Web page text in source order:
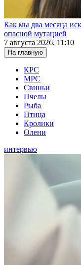
Как мы два месяца
опасной мутацией
7 августа 2026, 11:10
На главную
КРС
МРС
Свиньи
Пчелы
Рыба
Птица
Кролики
Олени
интервью